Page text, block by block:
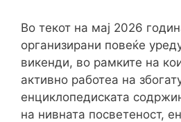
Во текот на мај 2026
организирани повеќе
викенди, во рамките на
активно работеа на
енциклопедиската
на нивната посветеност,